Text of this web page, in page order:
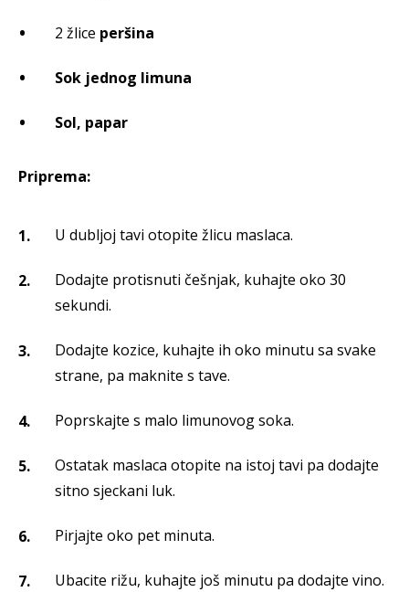
2 žlice peršina
Sok jednog limuna
Sol, papar
Priprema:
U dubljoj tavi otopite žlicu maslaca.
Dodajte protisnuti češnjak, kuhajte oko 30
sekundi.
Dodajte kozice, kuhajte ih oko minutu sa svake
strane, pa maknite s tave.
Poprskajte s malo limunovog soka.
Ostatak maslaca otopite na istoj tavi pa dodajte
sitno sjeckani luk.
Pirjajte oko pet minuta.
Ubacite rižu, kuhajte još minutu pa dodajte vino.